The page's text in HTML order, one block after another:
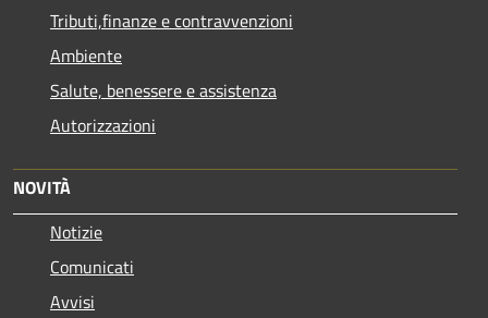
Tributi,finanze e contravvenzioni
Ambiente
Salute, benessere e assistenza
Autorizzazioni
NOVITÀ
Notizie
Comunicati
Avvisi